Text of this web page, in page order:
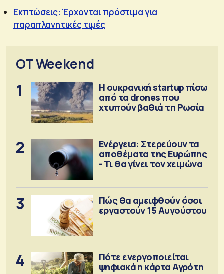
Εκπτώσεις: Έρχονται πρόστιμα για
παραπλανητικές τιμές
OT Weekend
1
Η ουκρανική startup πίσω
από τα drones που
χτυπούν βαθιά τη Ρωσία
2
Ενέργεια: Στερεύουν τα
αποθέματα της Ευρώπης
- Τι θα γίνει τον χειμώνα
3
Πώς θα αμειφθούν όσοι
εργαστούν 15 Αυγούστου
4
Πότε ενεργοποιείται
ψηφιακά η κάρτα Αγρότη